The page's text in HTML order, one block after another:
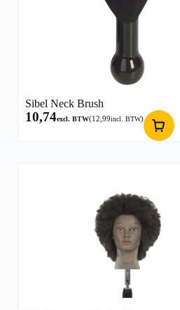
Sibel Neck Brush
10,74excl. BTW(12,99incl. BTW)